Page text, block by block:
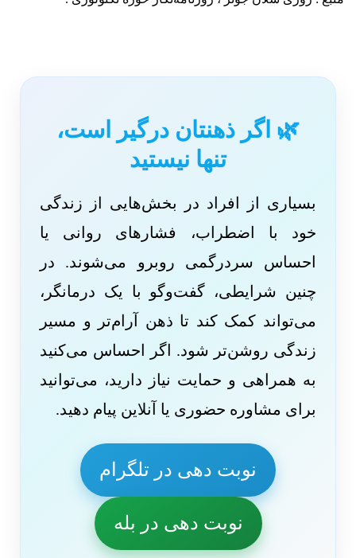
🌿 اگر ذهنتان درگیر است،
تنها نیستید
بسیاری از افراد در بخش‌هایی از زندگی
خود با اضطراب، فشارهای روانی یا
احساس سردرگمی روبرو می‌شوند. در
چنین شرایطی، گفت‌وگو با یک درمانگر،
می‌تواند کمک کند تا ذهن آرام‌تر و مسیر
زندگی روشن‌تر شود. اگر احساس می‌کنید
به همراهی و حمایت نیاز دارید، می‌توانید
برای مشاوره حضوری یا آنلاین پیام دهید.
نوبت دهی در تلگرام
نوبت دهی در بله